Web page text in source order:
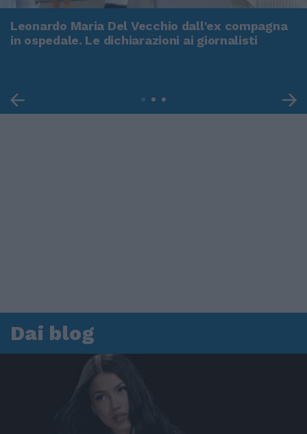
Leonardo Maria Del Vecchio dall'ex compagna
in ospedale. Le dichiarazioni ai giornalisti
Dai blog